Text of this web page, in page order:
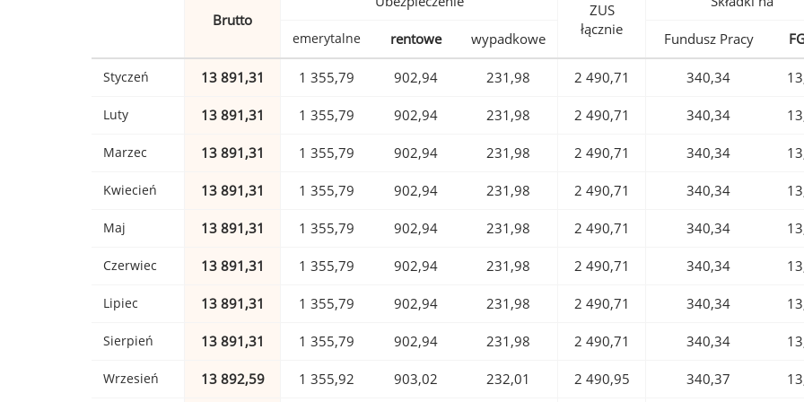
Brutto
ZUS
łącznie
emerytalne rentowe wypadkowe Fundusz Pracy
Styczeń 13 891,31 1 355,79 902,94 231,98 2 490,71 340,34
Luty 13 891,31 1 355,79 902,94 231,98 2 490,71 340,34
Marzec 13 891,31 1 355,79 902,94 231,98 2 490,71 340,34
Kwiecień 13 891,31 1 355,79 902,94 231,98 2 490,71 340,34
Maj 13 891,31 1 355,79 902,94 231,98 2 490,71 340,34
Czerwiec 13 891,31 1 355,79 902,94 231,98 2 490,71 340,34
Lipiec 13 891,31 1 355,79 902,94 231,98 2 490,71 340,34
Sierpień 13 891,31 1 355,79 902,94 231,98 2 490,71 340,34
Wrzesień 13 892,59 1 355,92 903,02 232,01 2 490,95 340,37